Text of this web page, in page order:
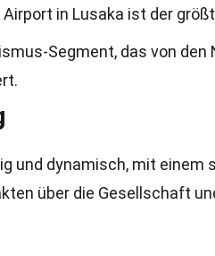
in Lusaka ist der
Segment, das von den
und dynamisch, mit einem
über die Gesellschaft